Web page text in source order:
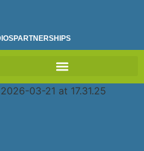
PARTNERSHIPS